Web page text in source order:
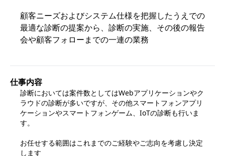
顧客ニーズおよびシステム仕様を把握したうえでの
最適な診断の提案から、診断の実施、その後の報告
会や顧客フォローまでの一連の業務
仕事内容
診断においては案件数としてはWebアプリケーションやク
ラウドの診断が多いですが、その他スマートフォンアプリ
ケーションやスマートフォンゲーム、IoTの診断も行いま
す。
お任せする範囲はこれまでのご経験やご志向を考慮し決定
します